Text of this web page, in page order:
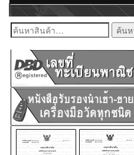
ค้นหา: